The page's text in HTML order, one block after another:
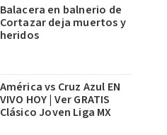
Balacera en balnerio de
Cortazar deja muertos y
heridos
América vs Cruz Azul EN
VIVO HOY | Ver GRATIS
Clásico Joven Liga MX